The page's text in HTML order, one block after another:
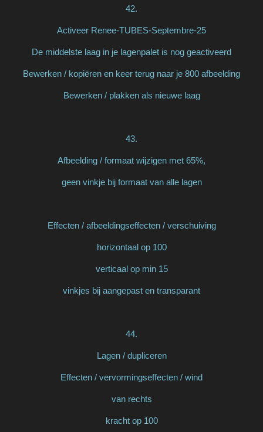
42.
Activeer Renee-TUBES-Septembre-25
De middelste laag in je lagenpalet is nog geactiveerd
Bewerken / kopiëren en keer terug naar je 800 afbeelding
Bewerken / plakken als nieuwe laag
43.
Afbeelding / formaat wijzigen met 65%,
geen vinkje bij formaat van alle lagen
Effecten / afbeeldingseffecten / verschuiving
horizontaal op 100
verticaal op min 15
vinkjes bij aangepast en transparant
44.
Lagen / dupliceren
Effecten / vervormingseffecten / wind
van rechts
kracht op 100